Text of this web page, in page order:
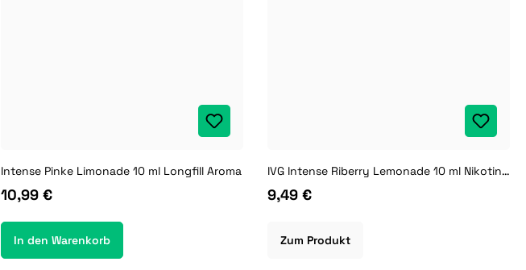
Intense Pinke Limonade 10 ml Longfill Aroma
10,99 €
In den Warenkorb
IVG Intense Riberry Lemonade 10 ml Nikotinsalz Liquid
9,49 €
Zum Produkt